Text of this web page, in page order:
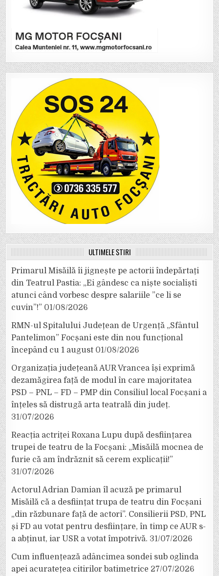
ULTIMELE ȘTIRI
Primarul Misăilă îi jignește pe actorii îndepărtați
din Teatrul Pastia: „Ei gândesc ca niște socialiști
atunci când vorbesc despre salariile ”ce li se
cuvin”!” 01/08/2026
RMN-ul Spitalului Județean de Urgență „Sfântul
Pantelimon” Focșani este din nou funcțional
începând cu 1 august 01/08/2026
Organizația județeană AUR Vrancea își exprimă
dezamăgirea față de modul în care majoritatea
PSD – PNL – FD – PMP din Consiliul local Focșani a
înțeles să distrugă arta teatrală din județ.
31/07/2026
Reacția actriței Roxana Lupu după desființarea
trupei de teatru de la Focșani: „Misăilă mocnea de
furie că am îndrăznit să cerem explicații!”
31/07/2026
Actorul Adrian Damian îl acuză pe primarul
Misăilă că a desființat trupa de teatru din Focșani
„din răzbunare față de actori”. Consilierii PSD, PNL
și FD au votat pentru desființare, în timp ce AUR s-
a abținut, iar USR a votat împotrivă. 31/07/2026
Cum influențează adâncimea sondei sub oglinda
apei acuratețea citirilor batimetrice 27/07/2026